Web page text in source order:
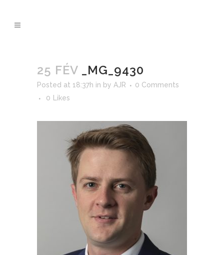
25 FÉV _MG_9430
Posted at 18:37h in by AJR
0 Comments
0
Likes